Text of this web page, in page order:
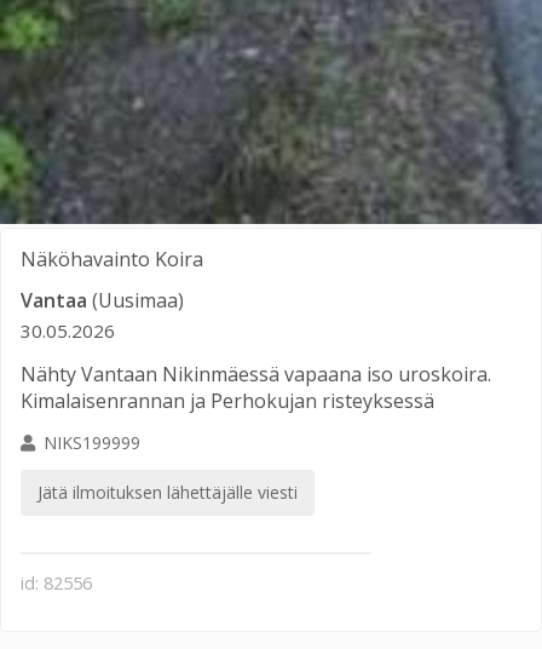
Näköhavainto Koira
Vantaa (Uusimaa)
30.05.2026
Nähty Vantaan Nikinmäessä vapaana iso uroskoira.
Kimalaisenrannan ja Perhokujan risteyksessä
NIKS199999
Jätä ilmoituksen lähettäjälle viesti
id: 82556